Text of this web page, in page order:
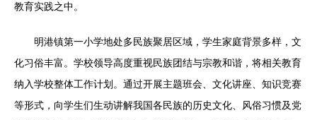
教育实践之中。
明港镇第一小学地处多民族聚居区域，学生家庭背景多样，文
化习俗丰富。学校领导高度重视民族团结与宗教和谐，将相关教育
纳入学校整体工作计划。通过开展主题班会、文化讲座、知识竞赛
等形式，向学生们生动讲解我国各民族的历史文化、风俗习惯及党